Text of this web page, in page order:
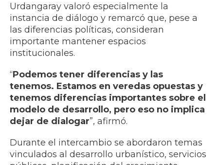
Urdangaray valoró especialmente la
instancia de diálogo y remarcó que, pese a
las diferencias políticas, consideran
importante mantener espacios
institucionales.
“Podemos tener diferencias y las
tenemos. Estamos en veredas opuestas y
tenemos diferencias importantes sobre el
modelo de desarrollo, pero eso no implica
dejar de dialogar”, afirmó.
Durante el intercambio se abordaron temas
vinculados al desarrollo urbanístico, servicios